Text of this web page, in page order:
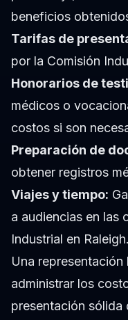
beneficios
Tarifas de
por la Comisión
Honorarios de
médicos o
costos si son
Preparación de
obtener registros
Viajes y tiempo:
a audiencias en las
Industrial en Raleigh.
Una
administrar los
presentación